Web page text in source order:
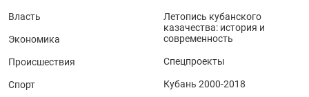
Власть
Экономика
Происшествия
Спорт
Летопись кубанского
казачества: история и
современность
Спецпроекты
Кубань 2000-2018